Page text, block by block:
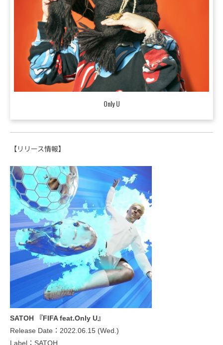
Only U
【リリース情報】
SATOH 『FIFA feat.Only U』
Release Date：2022.06.15 (Wed.)
Label：SATOH